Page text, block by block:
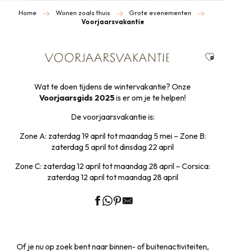
Home Wonen zoals thuis
Grote evenementen
Voorjaarsvakantie
VOORJAARSVAKANTIE
Wat te doen tijdens de wintervakantie? Onze
Voorjaarsgids 2025is er om je te helpen!
De voorjaarsvakantie is:
Zone A: zaterdag 19 april tot maandag 5 mei – Zone B:
zaterdag 5 april tot dinsdag 22 april
Zone C: zaterdag 12 april tot maandag 28 april – Corsica:
zaterdag 12 april tot maandag 28 april
Of je nu op zoek bent naar binnen- of buitenactiviteiten,